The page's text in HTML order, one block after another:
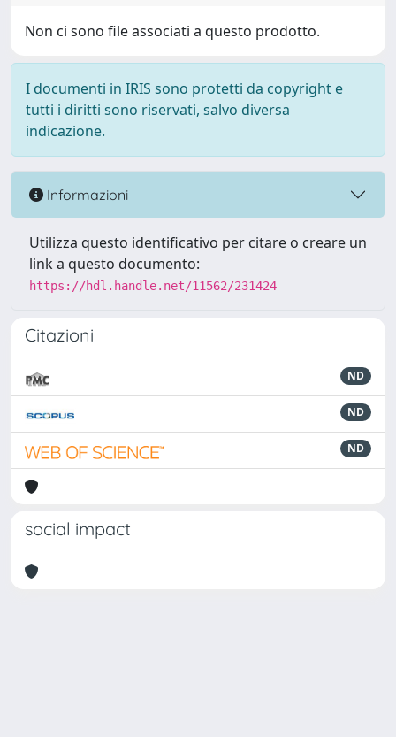
Non ci sono file associati a questo prodotto.
I documenti in IRIS sono protetti da copyright e
tutti i diritti sono riservati, salvo diversa
indicazione.
Informazioni
Utilizza questo identificativo per citare o creare un
link a questo documento:
https://hdl.handle.net/11562/231424
Citazioni
ND
ND
ND
social impact